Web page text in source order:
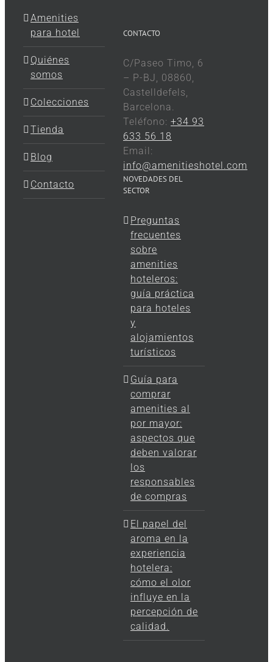
Amenities
para hotel
Quiénes
somos
Colecciones
Tienda
Blog
Contacto
CONTACTO
C/Paseo Timo, 6
– P-BJ, 08860,
Castelldefels,
Barcelona.
Teléfono: +34 93
633 56 18
Email:
info@amenitieshotel.com
NOVEDADES DEL
SECTOR
Preguntas
frecuentes
sobre
amenities
hoteleros:
guía práctica
para hoteles
y
alojamientos
turísticos
Guía para
comprar
amenities al
por mayor:
aspectos que
deben valorar
los
responsables
de compras
El papel del
aroma en la
experiencia
hotelera:
cómo el olor
influye en la
percepción de
calidad.